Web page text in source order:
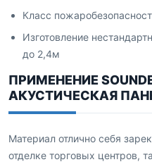
Класс
Изготовление
до 2,4м
ПРИМЕНЕНИЕ
АКУСТИЧЕСКАЯ
Материал отлично себя
отделке торговых центров,